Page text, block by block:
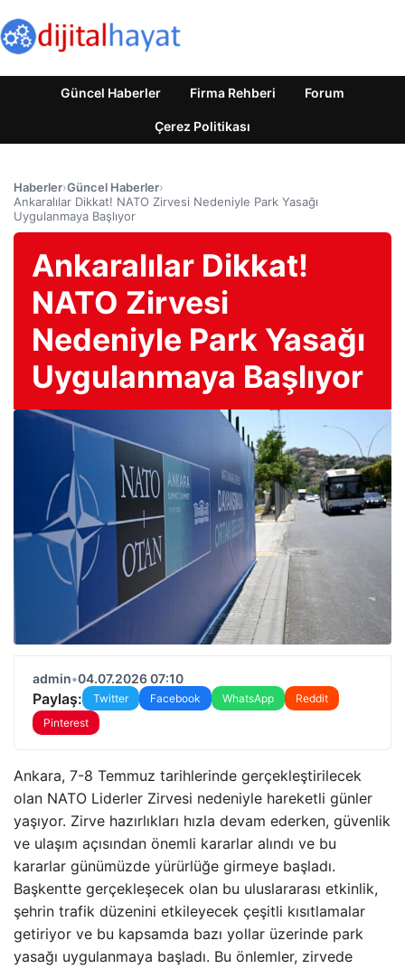
Güncel Haberler Firma Rehberi Forum
Çerez Politikası
Haberler›Güncel Haberler›
Ankaralılar Dikkat! NATO Zirvesi Nedeniyle Park Yasağı
Uygulanmaya Başlıyor
Ankaralılar Dikkat!
NATO Zirvesi
Nedeniyle Park Yasağı
Uygulanmaya Başlıyor
admin•04.07.2026 07:10
Paylaş: Twitter Facebook WhatsApp
Reddit
Pinterest
Ankara, 7-8 Temmuz tarihlerinde gerçekleştirilecek
olan NATO Liderler Zirvesi nedeniyle hareketli günler
yaşıyor. Zirve hazırlıkları hızla devam ederken, güvenlik
ve ulaşım açısından önemli kararlar alındı ve bu
kararlar günümüzde yürürlüğe girmeye başladı.
Başkentte gerçekleşecek olan bu uluslararası etkinlik,
şehrin trafik düzenini etkileyecek çeşitli kısıtlamalar
getiriyor ve bu kapsamda bazı yollar üzerinde park
yasağı uygulanmaya başladı. Bu önlemler, zirvede